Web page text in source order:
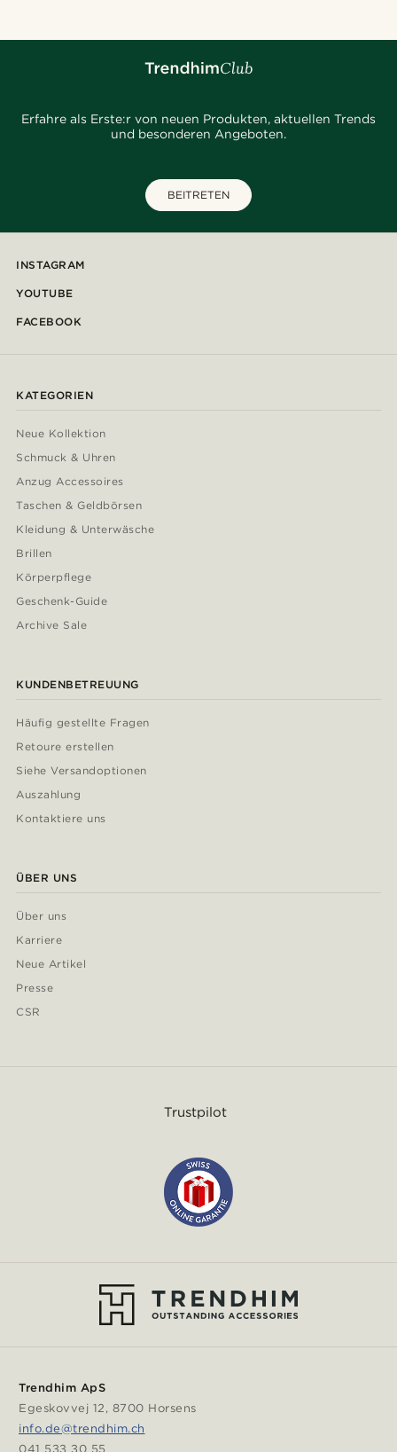
Erfahre als Erste:r von neuen Produkten, aktuellen Trends
und besonderen Angeboten.
BEITRETEN
INSTAGRAM
YOUTUBE
FACEBOOK
KATEGORIEN
Neue Kollektion
Schmuck & Uhren
Anzug Accessoires
Taschen & Geldbörsen
Kleidung & Unterwäsche
Brillen
Körperpflege
Geschenk-Guide
Archive Sale
KUNDENBETREUUNG
Häufig gestellte Fragen
Retoure erstellen
Siehe Versandoptionen
Auszahlung
Kontaktiere uns
ÜBER UNS
Über uns
Karriere
Neue Artikel
Presse
CSR
Trustpilot
Trendhim ApS
Egeskovvej 12, 8700 Horsens
info.de@trendhim.ch
041 533 30 55